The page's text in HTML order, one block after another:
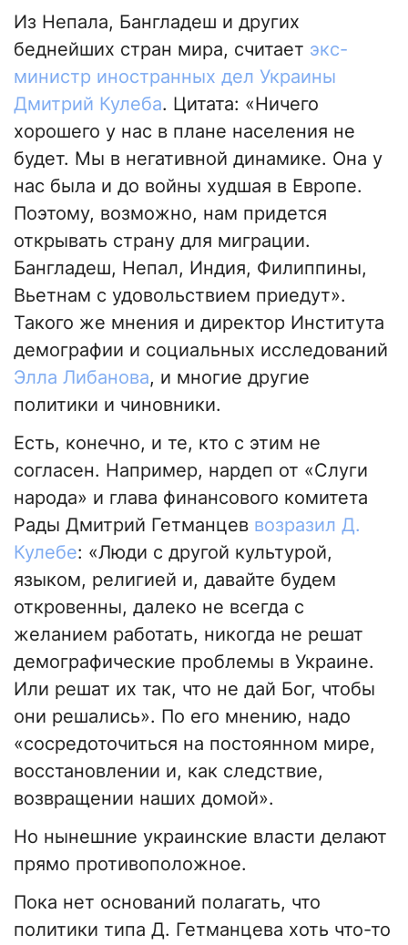
Из Непала, Бангладеш и других
беднейших стран мира, считает экс-
министр иностранных дел Украины
Дмитрий Кулеба. Цитата: «Ничего
хорошего у нас в плане населения не
будет. Мы в негативной динамике. Она у
нас была и до войны худшая в Европе.
Поэтому, возможно, нам придется
открывать страну для миграции.
Бангладеш, Непал, Индия, Филиппины,
Вьетнам с удовольствием приедут».
Такого же мнения и директор Института
демографии и социальных исследований
Элла Либанова, и многие другие
политики и чиновники.
Есть, конечно, и те, кто с этим не
согласен. Например, нардеп от «Слуги
народа» и глава финансового комитета
Рады Дмитрий Гетманцев возразил Д.
Кулебе: «Люди с другой культурой,
языком, религией и, давайте будем
откровенны, далеко не всегда с
желанием работать, никогда не решат
демографические проблемы в Украине.
Или решат их так, что не дай Бог, чтобы
они решались». По его мнению, надо
«сосредоточиться на постоянном мире,
восстановлении и, как следствие,
возвращении наших домой».
Но нынешние украинские власти делают
прямо противоположное.
Пока нет оснований полагать, что
политики типа Д. Гетманцева хоть что-то